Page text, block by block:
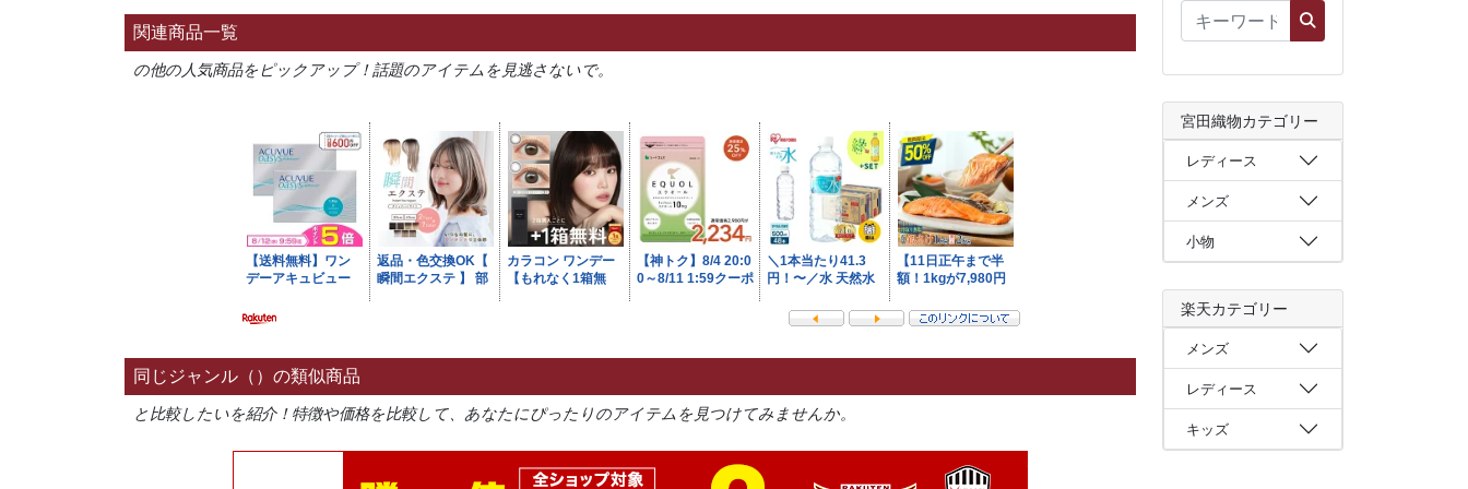
関連商品一覧
の他の人気商品をピックアップ！話題のアイテムを見逃さないで。
同じジャンル（）の類似商品
と比較したいを紹介！特徴や価格を比較して、あなたにぴったりのアイテムを見つけてみませんか。
宮田織物カテゴリー
レディース
メンズ
小物
楽天カテゴリー
メンズ
レディース
キッズ